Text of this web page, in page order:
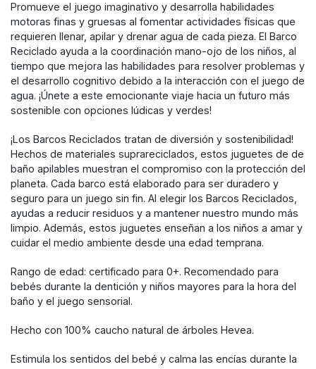
Promueve el juego imaginativo y desarrolla habilidades
motoras finas y gruesas al fomentar actividades físicas que
requieren llenar, apilar y drenar agua de cada pieza. El Barco
Reciclado ayuda a la coordinación mano-ojo de los niños, al
tiempo que mejora las habilidades para resolver problemas y
el desarrollo cognitivo debido a la interacción con el juego de
agua. ¡Únete a este emocionante viaje hacia un futuro más
sostenible con opciones lúdicas y verdes!
¡Los Barcos Reciclados tratan de diversión y sostenibilidad!
Hechos de materiales suprareciclados, estos juguetes de de
baño apilables muestran el compromiso con la protección del
planeta. Cada barco está elaborado para ser duradero y
seguro para un juego sin fin. Al elegir los Barcos Reciclados,
ayudas a reducir residuos y a mantener nuestro mundo más
limpio. Además, estos juguetes enseñan a los niños a amar y
cuidar el medio ambiente desde una edad temprana.
Rango de edad: certificado para 0+. Recomendado para
bebés durante la dentición y niños mayores para la hora del
baño y el juego sensorial.
Hecho con 100% caucho natural de árboles Hevea.
Estimula los sentidos del bebé y calma las encías durante la